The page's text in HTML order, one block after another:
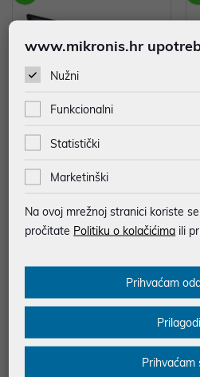
Dell Pro 15 Essential Core 3 100
U/15.6"FHD/16GB/512GBSSD/I
ntelGraph/FP/Win11H
Veličina zaslona: 15.6
Tip rezolucije: Full HD
Memorija: 16GB
Grafika: Integrirana
Operativni sustav: Windows
www.mikronis.hr
Nužni
Funkcionalni
Statistički
Marketinški
Na ovoj mrežnoj stranici koriste
pročitate Politiku o kolačićima ili
Prihvaćam
Prilagodi
Prihvaćam